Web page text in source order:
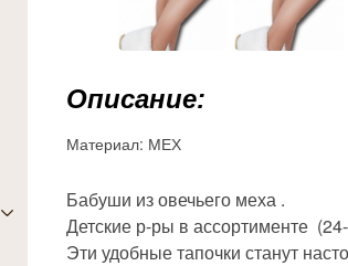
Описание:
Материал: МЕХ
Бабуши из овечьего меха .
Детские р-ры в ассортименте
Эти удобные тапочки станут